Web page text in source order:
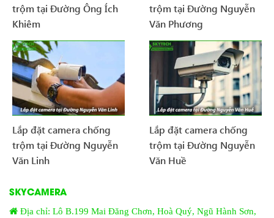
trộm tại Đường Ông Ích
Khiêm
trộm tại Đường Nguyễn
Văn Phương
Lắp đặt camera chống
trộm tại Đường Nguyễn
Văn Linh
Lắp đặt camera chống
trộm tại Đường Nguyễn
Văn Huề
SKYCAMERA
Địa chỉ: Lô B.199 Mai Đăng Chơn, Hoà Quý, Ngũ Hành Sơn,